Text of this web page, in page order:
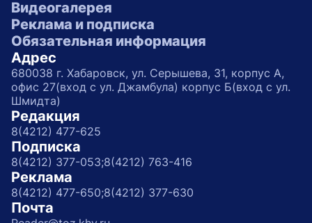
Видеогалерея
Реклама и подписка
Обязательная информация
Адрес
680038 г. Хабаровск, ул. Серышева, 31, корпус А,
офис 27(вход с ул. Джамбула) корпус Б(вход с ул.
Шмидта)
Редакция
8(4212) 477-625
Подписка
8(4212) 377-053;8(4212) 763-416
Реклама
8(4212) 477-650;8(4212) 377-630
Почта